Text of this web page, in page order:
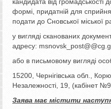
формі, придатній для
подати до Сновської міської
у вигляді сканованих
адресу:
або в письмовому вигляді
15200, Чернігівська обл.,
Незалежності, 19, (кабінет
Заява має містити